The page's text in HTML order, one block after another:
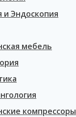
и Эндоскопия
мебель
компрессоры